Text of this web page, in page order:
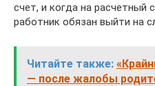
счет, и когда на расчетный
работник обязан выйти на
Читайте также:
— после жалобы